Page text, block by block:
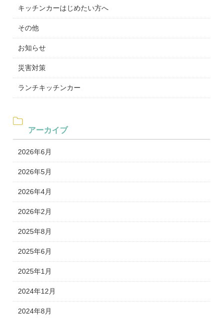
キッチンカーはじめたい方へ
その他
お知らせ
災害対策
ランチキッチンカー
アーカイブ
2026年6月
2026年5月
2026年4月
2026年2月
2025年8月
2025年6月
2025年1月
2024年12月
2024年8月